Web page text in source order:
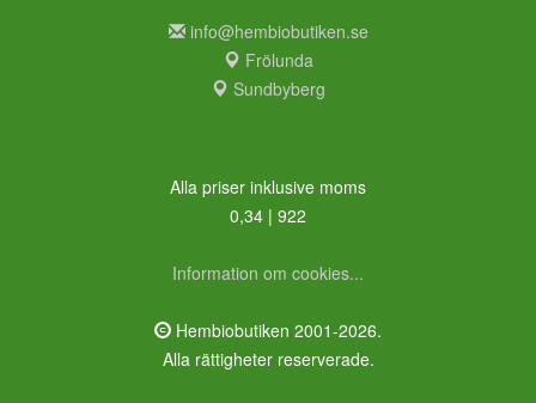
info@hembiobutiken.se
Frölunda
Sundbyberg
Alla priser inklusive moms
0,34 | 922
Information om cookies...
Hembiobutiken 2001-2026.
Alla rättigheter reserverade.